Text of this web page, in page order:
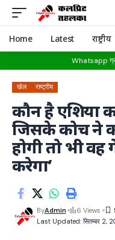
Home Latest राष्ट्रीय
Whatsapp
खेल राष्ट्रीय
कौन है एशिया
जिसके कोच ने
होगी तो भी वह
करेगा’
Last Updated: सितम्बर 2,
ByAdmin 6 Views